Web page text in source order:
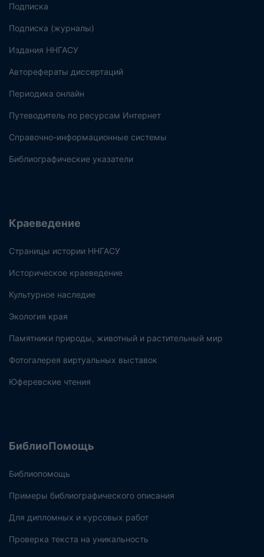
Подписка
Подписка (журналы)
Издания ННГАСУ
Авторефераты диссертаций
Периодика онлайн
Путеводитель по ресурсам Интернет
Справочно-информационные системы
Библиографические указатели
Краеведение
Страницы истории ННГАСУ
Историческое краеведение
Культурное наследие
Экология края
Памятники природы, животный и растительный мир
Фотогалерея виртуальных выставок
Юферевские чтения
БиблиоПомощь
Библиопомощь
Примеры библиографического описания
Для дипломных и курсовых работ
Проверка текста на уникальность